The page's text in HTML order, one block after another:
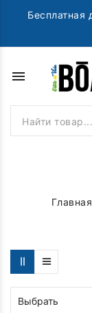
Бесплатная
menu
Главная
Выбрать